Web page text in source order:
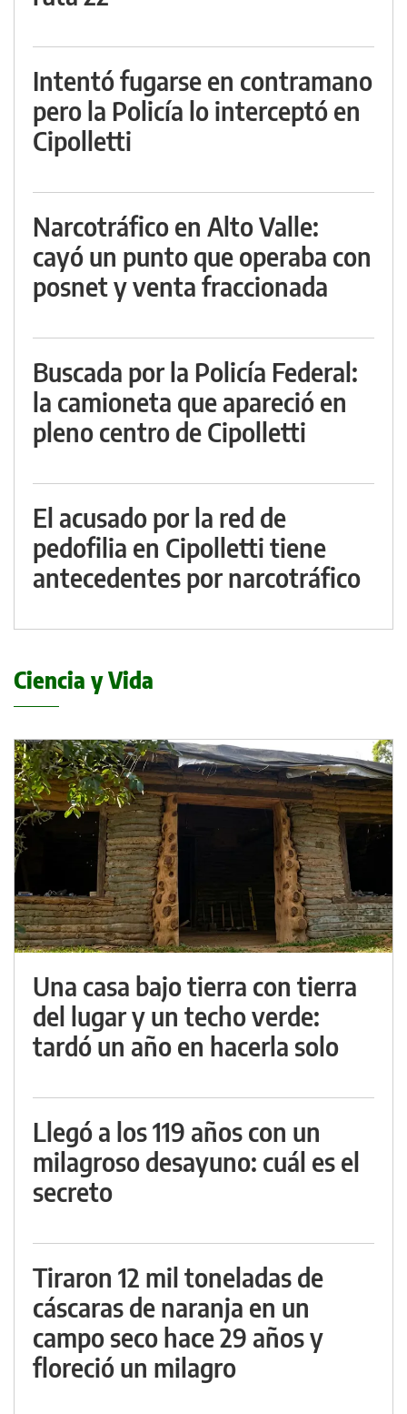
Intentó fugarse en contramano
pero la Policía lo interceptó en
Cipolletti
Narcotráfico en Alto Valle:
cayó un punto que operaba con
posnet y venta fraccionada
Buscada por la Policía Federal:
la camioneta que apareció en
pleno centro de Cipolletti
El acusado por la red de
pedofilia en Cipolletti tiene
antecedentes por narcotráfico
Ciencia y Vida
Una casa bajo tierra con tierra
del lugar y un techo verde:
tardó un año en hacerla solo
Llegó a los 119 años con un
milagroso desayuno: cuál es el
secreto
Tiraron 12 mil toneladas de
cáscaras de naranja en un
campo seco hace 29 años y
floreció un milagro